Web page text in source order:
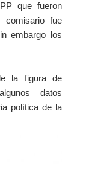
que fueron
fue
embargo los
la figura de
datos
política de la